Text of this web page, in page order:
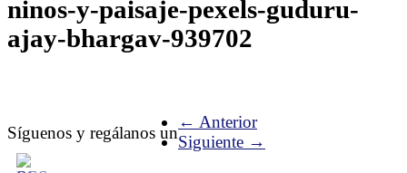
ninos-y-paisaje-pexels-guduru-
ajay-bhargav-939702
Síguenos y regálanos un
← Anterior
Siguiente →